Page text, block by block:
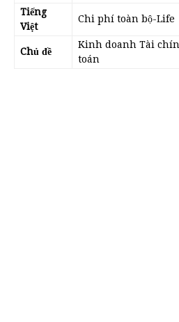
Tiếng
Việt
Chi phí toàn bộ-Life
Chủ đề
Kinh doanh Tài
toán